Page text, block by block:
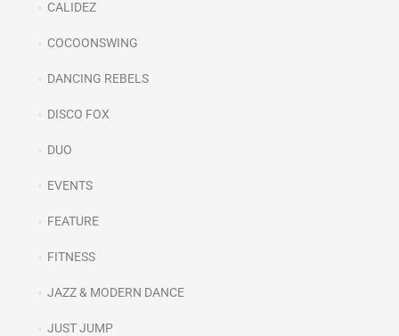
CALIDEZ
COCOONSWING
DANCING REBELS
DISCO FOX
DUO
EVENTS
FEATURE
FITNESS
JAZZ & MODERN DANCE
JUST JUMP